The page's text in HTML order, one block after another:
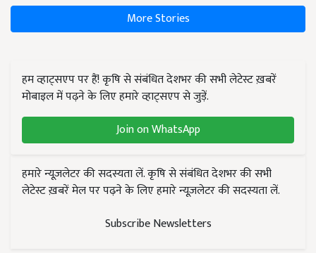
More Stories
हम व्हाट्सएप पर हैं! कृषि से संबंधित देशभर की सभी लेटेस्ट ख़बरें
मोबाइल में पढ़ने के लिए हमारे व्हाट्सएप से जुड़ें.
Join on WhatsApp
हमारे न्यूज़लेटर की सदस्यता लें. कृषि से संबंधित देशभर की सभी
लेटेस्ट ख़बरें मेल पर पढ़ने के लिए हमारे न्यूज़लेटर की सदस्यता लें.
Subscribe Newsletters